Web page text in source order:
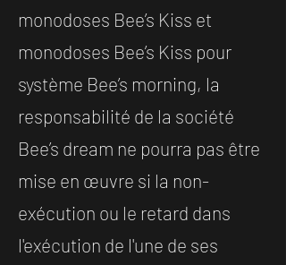
monodoses Bee’s Kiss et
monodoses Bee’s Kiss pour
système Bee’s morning, la
responsabilité de la société
Bee’s dream ne pourra pas être
mise en œuvre si la non-
exécution ou le retard dans
l'exécution de l'une de ses